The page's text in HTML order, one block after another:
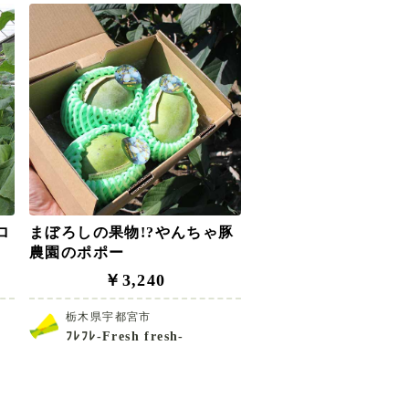
まぼろしの果物!?やんちゃ豚
農園のポポー
￥3,240
栃木県宇都宮市
ﾌﾚﾌﾚ-Fresh fresh-